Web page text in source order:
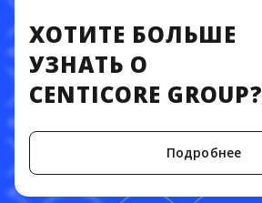
ХОТИТЕ БОЛЬШЕ
УЗНАТЬ О
CENTICORE GROUP?
Подробнее